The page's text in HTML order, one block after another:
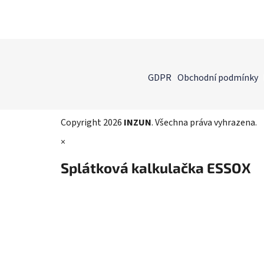
GDPR Obchodní podmínky
Copyright 2026 INZUN. Všechna práva vyhrazena.
×
Splátková kalkulačka ESSOX